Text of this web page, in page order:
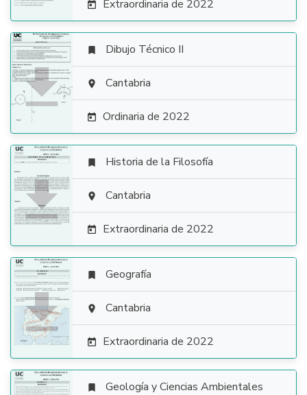
 Extraordinaria de 2022

 Dibujo Técnico II
 Cantabria
 Ordinaria de 2022

 Historia de la Filosofía
 Cantabria
 Extraordinaria de 2022

 Geografía
 Cantabria
 Extraordinaria de 2022
 Geología y Ciencias Ambientales